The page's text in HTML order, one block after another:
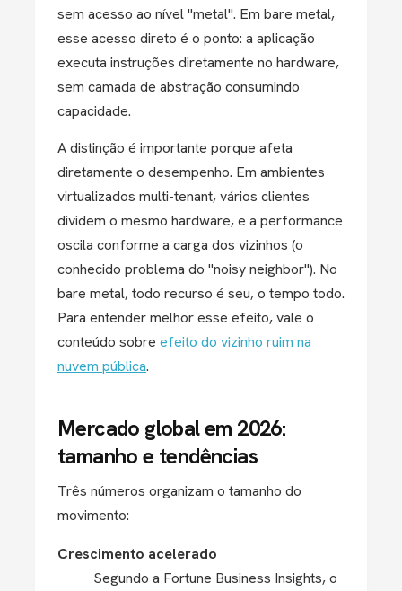
sem acesso ao nível "metal". Em bare metal,
esse acesso direto é o ponto: a aplicação
executa instruções diretamente no hardware,
sem camada de abstração consumindo
capacidade.
A distinção é importante porque afeta
diretamente o desempenho. Em ambientes
virtualizados multi-tenant, vários clientes
dividem o mesmo hardware, e a performance
oscila conforme a carga dos vizinhos (o
conhecido problema do "noisy neighbor"). No
bare metal, todo recurso é seu, o tempo todo.
Para entender melhor esse efeito, vale o
conteúdo sobre efeito do vizinho ruim na
nuvem pública.
Mercado global em 2026:
tamanho e tendências
Três números organizam o tamanho do
movimento:
Crescimento acelerado
Segundo a Fortune Business Insights, o